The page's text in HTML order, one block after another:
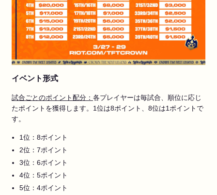
イベント形式
試合ごとのポイント配分： 各プレイヤーは毎試合、順位に応じ
たポイントを獲得します。1位は8ポイント、8位は1ポイントで
す。
1位：8ポイント
2位：7ポイント
3位：6ポイント
4位：5ポイント
5位：4ポイント